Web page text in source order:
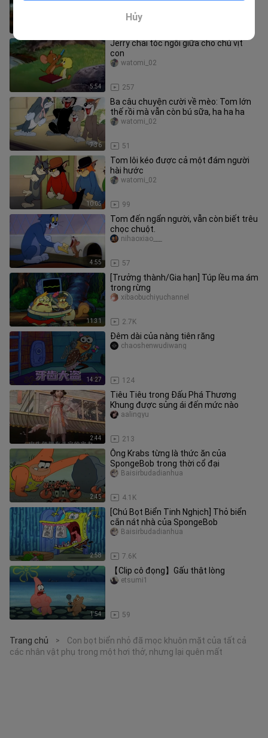
5:54
Jerry chải tóc ngôi giữa cho chú vịt
con
257
watomi_02
7:36
Ba câu chuyện cười về mèo: Tom lớn
thế rồi mà vẫn còn bú sữa, ha ha ha
51
watomi_02
10:05
Tom lôi kéo được cả một đám người
hài hước
99
watomi_02
4:55
Tom đến ngẩn người, vẫn còn biết trêu
chọc chuột.
57
nihaoxiao___
11:31
[Trưởng thành/Gia hạn] Túp lều ma ám
trong rừng
2.7K
xibaobuchiyuchannel
14:27
Đêm dài của nàng tiên răng
124
chaoshenwudiwang
2:44
Tiêu Tiêu trong Đấu Phá Thương
Khung được sủng ái đến mức nào
213
aalingyu
2:45
Ông Krabs từng là thức ăn của
SpongeBob trong thời cổ đại
4.1K
Baisirbudadianhua
2:58
[Chú Bọt Biển Tinh Nghịch] Thỏ biển
cắn nát nhà của SpongeBob
7.6K
Baisirbudadianhua
1:54
【Clip cô đọng】Gấu thật lòng
59
etsumi1
Trang chủ >
Con bọt biển nhỏ đã mọc khuôn mặt của tất cả
các nhân vật phụ trong một hơi thở, nhưng lại quên mất
Hủy